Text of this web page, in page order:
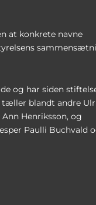
at konkrete navne
og har siden
tæller blandt andre
Henriksson, og
Paulli Buchvald